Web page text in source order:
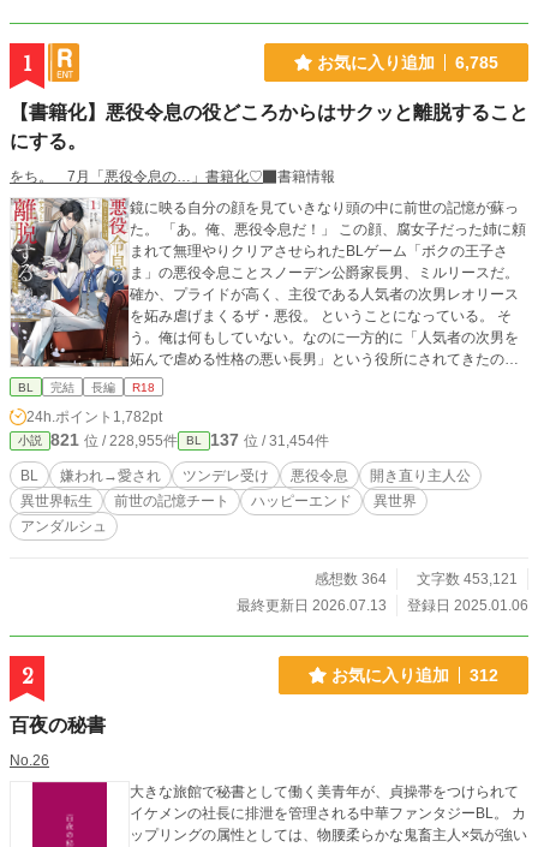
1 お気に入り追加 6,785
【書籍化】悪役令息の役どころからはサクッと離脱すること
にする。
をち。 7月「悪役令息の…」書籍化♡
書籍情報
鏡に映る自分の顔を見ていきなり頭の中に前世の記憶が蘇っ
た。 「あ。俺、悪役令息だ！」 この顔、腐女子だった姉に頼
まれて無理やりクリアさせられたBLゲーム「ボクの王子さ
ま」の悪役令息ことスノーデン公爵家長男、ミルリースだ。
確か、プライドが高く、主役である人気者の次男レオリース
を妬み虐げまくるザ・悪役。 ということになっている。 そ
う。俺は何もしていない。なのに一方的に「人気者の次男を
妬んで虐める性格の悪い長男」という役所にされてきたの
だ。 いかんせん俺はクールな美少年すぎた。 伶俐な美貌と目
しまう。疲れてため息を吐けば「気だるい怠惰な空気を滲ま
せ」ているように見え「何を思うのか、その瞳を忌々しげに
燻らせていた」となるわけだ。 何をしても妬まれる。 成績が
上がった弟に「お前も頑張ったな」と微笑みかけただけで
「首席だからと弟を見下し、蔑むような笑みを口元に浮かべ
権力を利用して裏から手を回し成績を操作している」と思わ
れている。 なんでなんだ！なんなら寝る間も惜しんで頑張っ
てしまう。 弟が可愛らしいタイプで人懐こい愛されキャラな
のもまた俺を悪役に見せるのに一役かっていた。 このままい
ったら主人公を虐げた冷酷な兄として断罪され、僻地で無念
愛がるくせに、俺は主席になろうが「長男なのだから当たり
前」。 それでも「頑張っていたらいつか分かってくれる」と
不平不満もいわずに我慢してきた。 だが、何をしたって「悪
BL 完結 長編 R18
24h.ポイント 1,782pt
小説 821 位 / 228,955件 BL 137 位 / 31,454件
BL 嫌われ→愛され ツンデレ受け 悪役令息
開き直り主人公
異世界転生
前世の記憶チート ハッピーエンド
異世界
アンダルシュ
感想数 364
文字数 453,121
最終更新日 2026.07.13
登録日 2025.01.06
2 お気に入り追加 312
百夜の秘書
No.26
大きな旅館で秘書として働く美青年が、貞操帯をつけられて
イケメンの社長に排泄を管理される中華ファンタジーBL。 カ
ップリングの属性としては、物腰柔らかな鬼畜主人×気が強い